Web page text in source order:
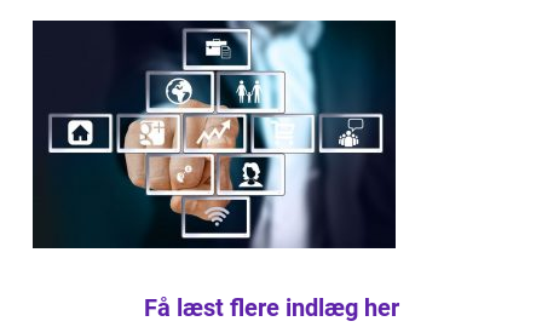
Få læst flere indlæg her